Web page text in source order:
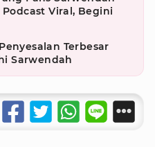
Viral, Begini
Terbesar
Sarwendah